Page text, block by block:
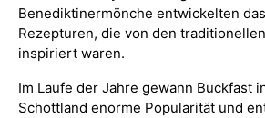
Benediktinermönche entwickelten
Rezepturen, die von den
inspiriert waren.
Im Laufe der Jahre gewann Buckfast
Schottland enorme Popularität und